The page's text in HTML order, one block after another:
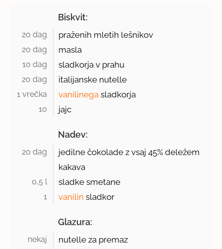
Biskvit:
20 dag praženih mletih lešnikov
20 dag masla
10 dag sladkorja v prahu
20 dag italijanske nutelle
1 vrečka vanilinega sladkorja
10 jajc
Nadev:
20 dag jedilne čokolade z vsaj45% deležem
kakava
0,5 l sladke smetane
1 vanilin sladkor
Glazura:
nekaj nutelle za premaz